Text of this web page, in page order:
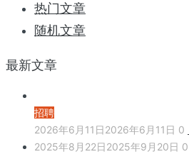
热门文章
随机文章
最新文章
招聘
2026年6月11日2026年6月11日 0
2025年8月22日2025年9月20日 0